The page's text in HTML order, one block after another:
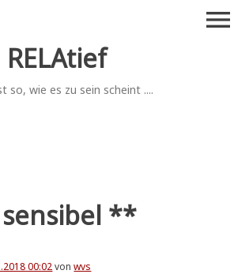
RELAtief
so, wie es zu sein scheint ....
menu
**
00:02vonwvs